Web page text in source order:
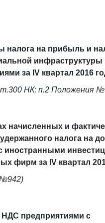
налога на прибыль и
за IV квартал 2016
НК; п.2 Положения
начисленных и
налога на
иностранными
фирм за IV квартал
НДС предприятиями с